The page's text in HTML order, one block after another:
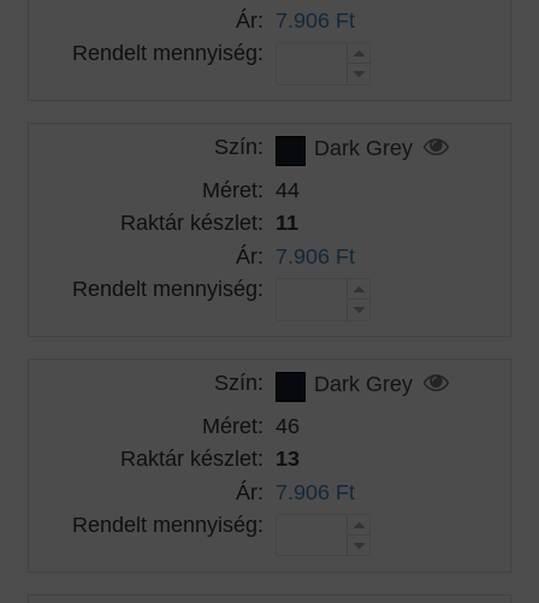
Ár: 7.906 Ft
Rendelt mennyiség:
Szín:
Dark Grey
Méret: 44
Raktár készlet: 11
Ár: 7.906 Ft
Rendelt mennyiség:
Szín:
Dark Grey
Méret: 46
Raktár készlet: 13
Ár: 7.906 Ft
Rendelt mennyiség: